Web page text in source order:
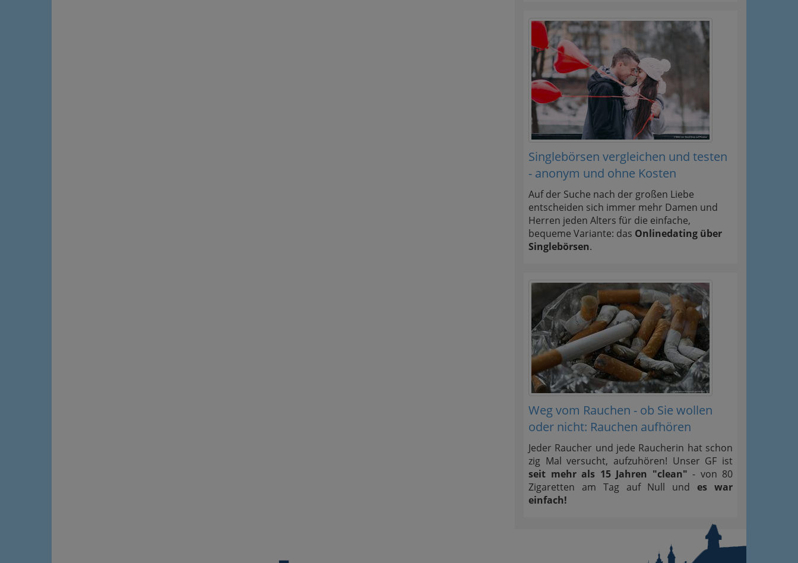
Singlebörsen vergleichen und testen
- anonym und ohne Kosten
Auf der Suche nach der großen Liebe
entscheiden sich immer mehr Damen und
Herren jeden Alters für die einfache,
bequeme Variante: das Onlinedating über
Singlebörsen.
Weg vom Rauchen - ob Sie wollen
oder nicht: Rauchen aufhören
Jeder Raucher und jede Raucherin hat schon
zig Mal versucht, aufzuhören! Unser GF ist
seit mehr als 15 Jahren "clean" - von 80
Zigaretten am Tag auf Null undes war
einfach!